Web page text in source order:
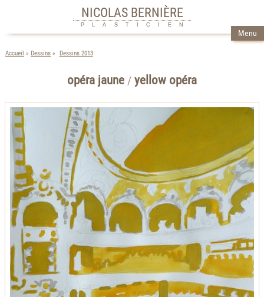
NICOLAS BERNIÈRE
PLASTICIEN
Menu
Accueil Dessins Dessins 2013
opéra jaune / yellow opéra